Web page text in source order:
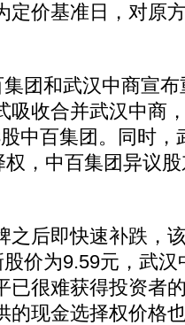
定价基准日，对原
和武汉中商宣布
吸收合并武汉中商
中百集团。同时，
，中百集团异议
后即快速补跌，
股价为9.59元，武
已很难获得投资者
的现金选择权价格